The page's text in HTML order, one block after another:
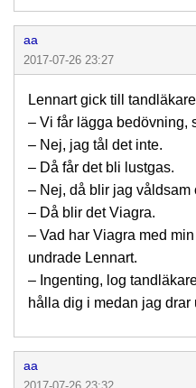
aa
2017-07-26 23:27
Lennart gick till
– Vi får lägga bedövning,
– Nej, jag tål det inte.
– Då får det bli lustgas.
– Nej, då blir jag våldsam
– Då blir det Viagra.
– Vad har Viagra med
undrade Lennart.
– Ingenting, log
hålla dig i medan jag drar
aa